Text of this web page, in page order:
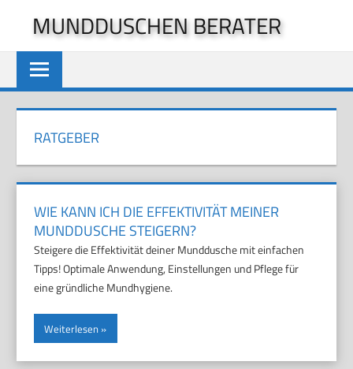
springen
MUNDDUSCHEN BERATER
RATGEBER
WIE KANN ICH DIE EFFEKTIVITÄT MEINER
MUNDDUSCHE STEIGERN?
Steigere die Effektivität deiner Munddusche mit einfachen
Tipps! Optimale Anwendung, Einstellungen und Pflege für
eine gründliche Mundhygiene.
Weiterlesen